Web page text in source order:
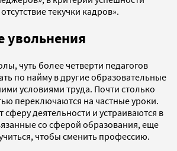
текучки кадров».
увольнения
чуть более четверти педагогов
по найму в другие образовательные
условиями труда. Почти столько
переключаются на частные уроки.
сферу деятельности и устраиваются в
со сферой образования, еще
чтобы сменить профессию.